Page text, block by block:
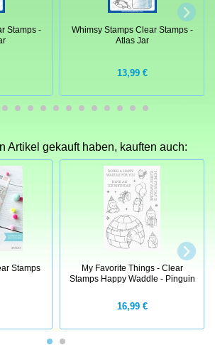
Stamps -
Whimsy Stamps Clear Stamps -
Atlas Jar
13,99 €
Artikel gekauft haben, kauften auch:
Stamps
My Favorite Things - Clear
Stamps Happy Waddle - Pinguin
16,99 €